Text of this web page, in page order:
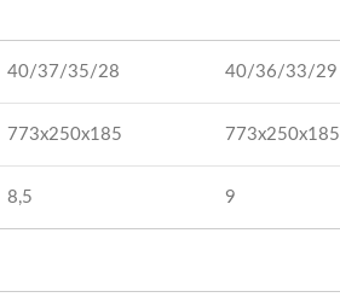
40/37/35/28 40/36/33/29
773x250x185 773x250x185
8,5 9